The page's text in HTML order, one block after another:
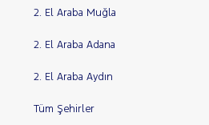
2. El Araba Muğla
2. El Araba Adana
2. El Araba Aydın
Tüm Şehirler